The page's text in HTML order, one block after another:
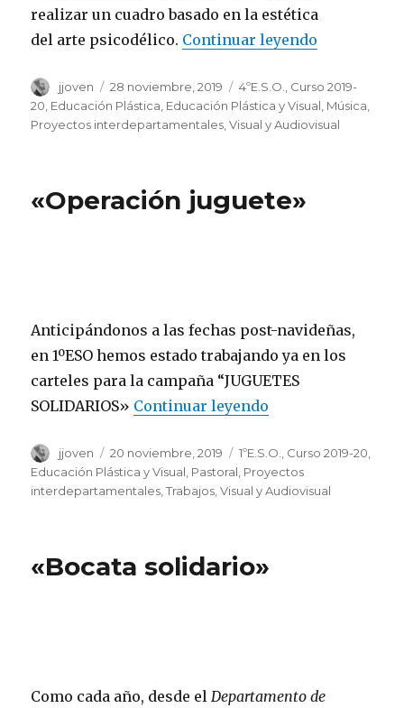
realizar un cuadro basado en la estética
del arte psicodélico. Continuar leyendo
Autor
jjoven
Publicado
el
28 noviembre, 2019 Categorías
4ºE.S.O., Curso 2019-
20, Educación Plástica, Educación Plástica y Visual, Música,
Proyectos interdepartamentales,Visual y Audiovisual
«Operación juguete»
Anticipándonos a las fechas post-navideñas,
en 1ºESO hemos estado trabajando ya en los
carteles para la campaña “JUGUETES
SOLIDARIOS» Continuar leyendo
Autor
jjoven
Publicado
el
20 noviembre, 2019 Categorías
1ºE.S.O., Curso 2019-20,
Educación Plástica y Visual, Pastoral, Proyectos
interdepartamentales,Trabajos,Visual y Audiovisual
«Bocata solidario»
Como cada año, desde elDepartamento de